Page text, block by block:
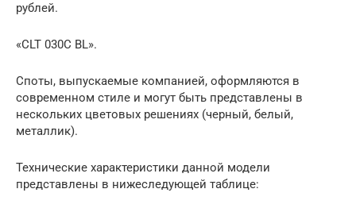
рублей.
«CLT 030С BL».
Споты, выпускаемые компанией, оформляются в
современном стиле и могут быть представлены в
нескольких цветовых решениях (черный, белый,
металлик).
Технические характеристики данной модели
представлены в нижеследующей таблице: